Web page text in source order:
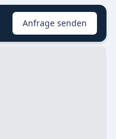
Anfrage senden